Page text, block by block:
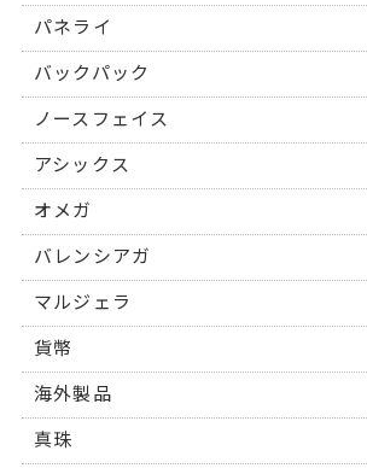
パネライ
バックパック
ノースフェイス
アシックス
オメガ
バレンシアガ
マルジェラ
貨幣
海外製品
真珠